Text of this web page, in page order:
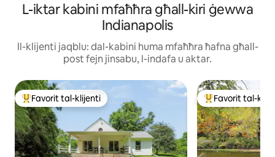
L-iktar kabini mfaħħra għall-kiri ġewwa
Indianapolis
Il-klijenti jaqblu: dal-kabini huma mfaħħra ħafna għall-
post fejn jinsabu, l-indafa u aktar.
Wieħed mill-aqwa favoriti tal-klijenti
Favorit tal-klijenti Wieħed mill-
Favorit tal-